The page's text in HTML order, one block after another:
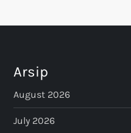
Arsip
August 2026
July 2026